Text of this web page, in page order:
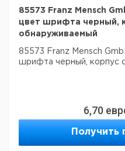
85573 Franz Mensch
цвет шрифта черный,
обнаруживаемый
85573 Franz Mensch
шрифта черный, корпус
6,70
Получить